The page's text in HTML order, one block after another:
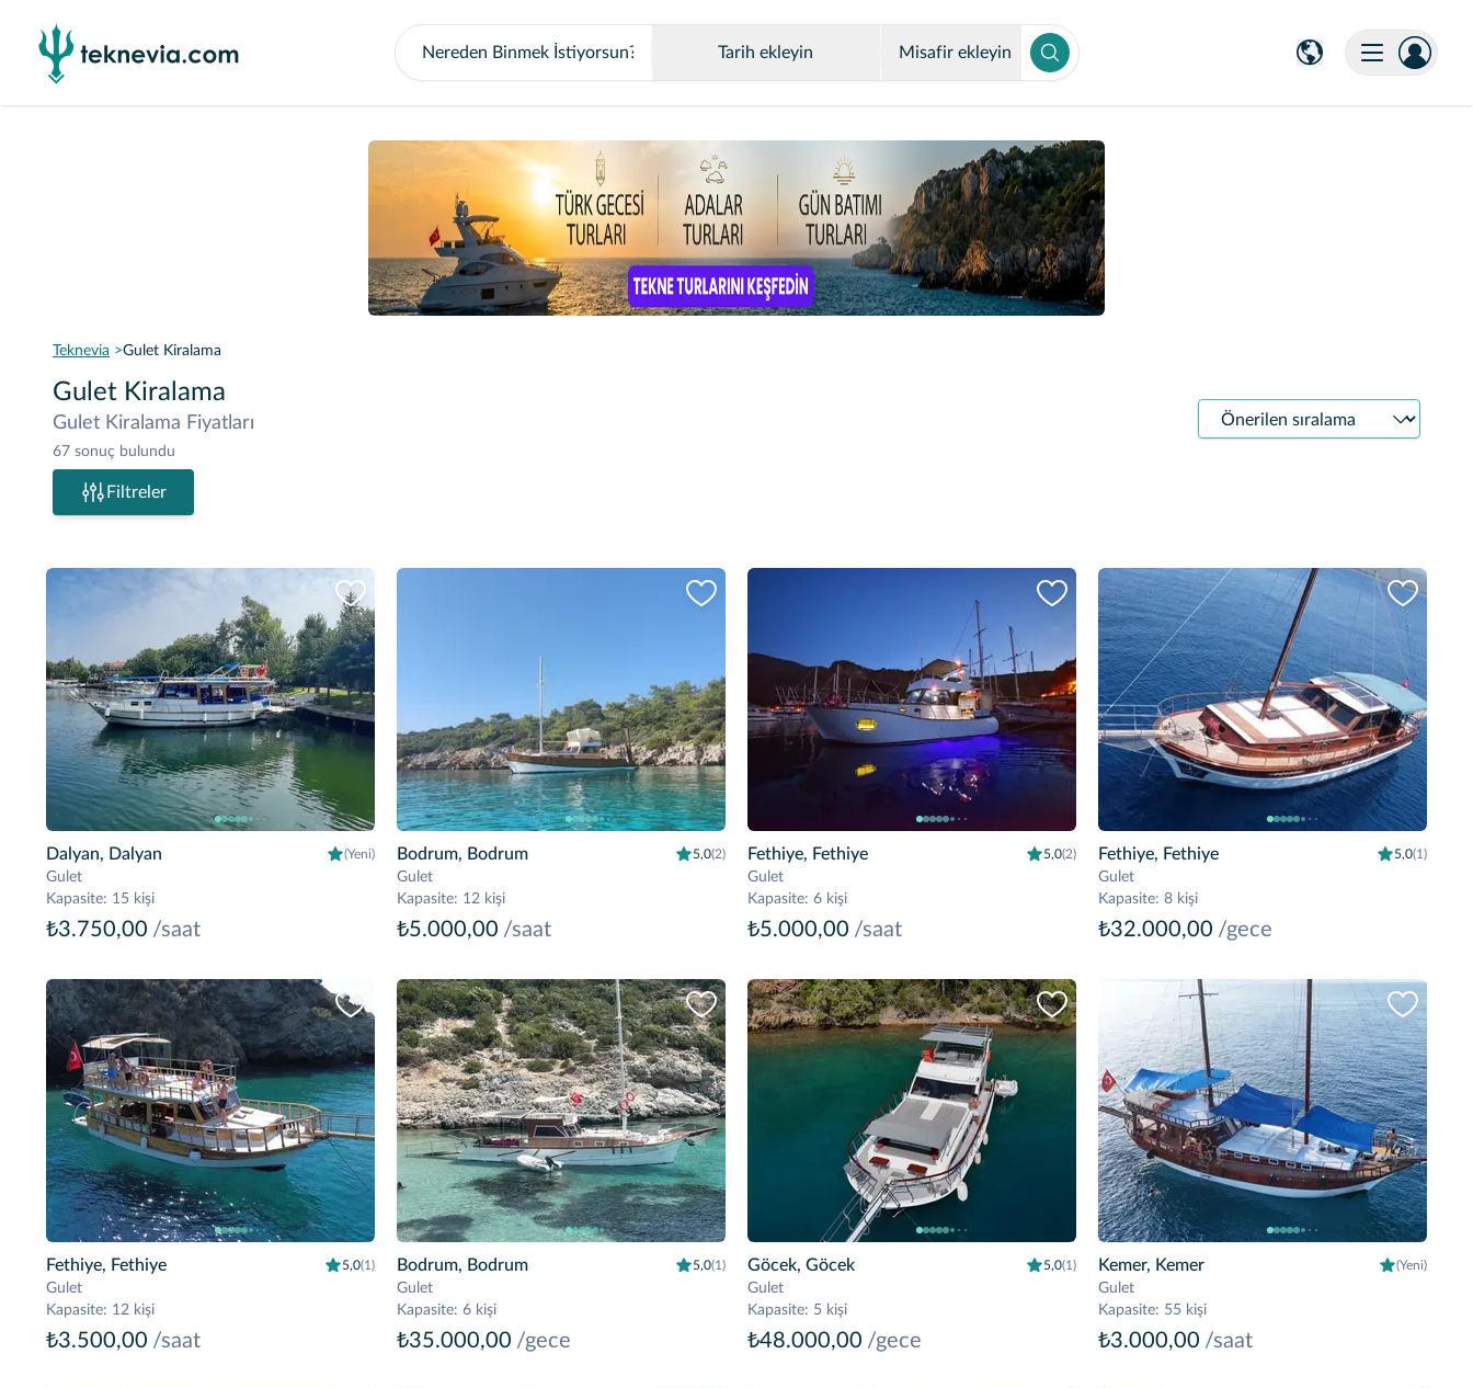
Tarih ekleyin Misafir ekleyin
Teknevia Gulet Kiralama
Gulet Kiralama
Gulet Kiralama Fiyatları
67 sonuç bulundu
Sıralama
Filtreler
Dalyan, Dalyan (Yeni)
Gulet
Kapasite: 15 kişi
₺3.750,00 /saat
Bodrum, Bodrum 5,0(2)
Gulet
Kapasite: 12 kişi
₺5.000,00 /saat
Fethiye, Fethiye 5,0(2)
Gulet
Kapasite: 6 kişi
₺5.000,00 /saat
Fethiye, Fethiye 5,0(1)
Gulet
Kapasite: 8 kişi
₺32.000,00 /gece
Fethiye, Fethiye 5,0(1)
Gulet
Kapasite: 12 kişi
₺3.500,00 /saat
Bodrum, Bodrum 5,0(1)
Gulet
Kapasite: 6 kişi
₺35.000,00 /gece
Göcek, Göcek 5,0(1)
Gulet
Kapasite: 5 kişi
₺48.000,00 /gece
Kemer, Kemer (Yeni)
Gulet
Kapasite: 55 kişi
₺3.000,00 /saat